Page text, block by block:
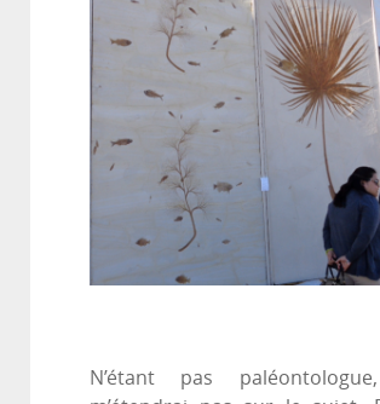
N’étant pas